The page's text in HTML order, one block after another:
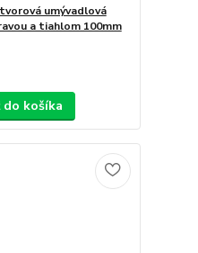
umývadlová
a tiahlom 100mm
do košíka